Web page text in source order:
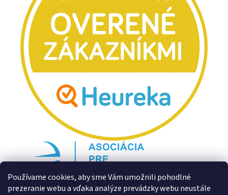
Používame cookies, aby sme Vám umožnili pohodlné
prezeranie webu a vďaka analýze prevádzky webu neustále